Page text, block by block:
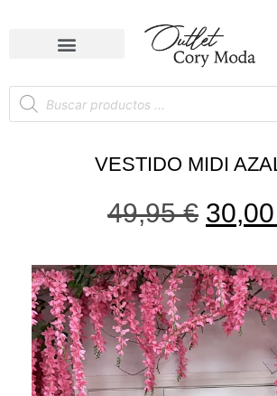
VESTIDO MIDI
49,95€ 30,00